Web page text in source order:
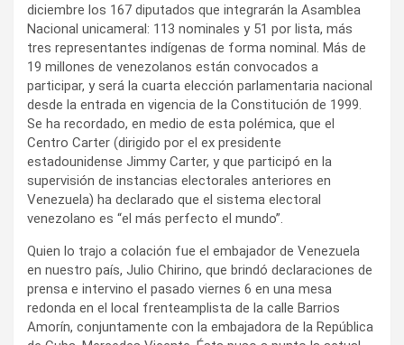
diciembre los 167 diputados que integrarán la Asamblea
Nacional unicameral: 113 nominales y 51 por lista, más
tres representantes indígenas de forma nominal. Más de
19 millones de venezolanos están convocados a
participar, y será la cuarta elección parlamentaria nacional
desde la entrada en vigencia de la Constitución de 1999.
Se ha recordado, en medio de esta polémica, que el
Centro Carter (dirigido por el ex presidente
estadounidense Jimmy Carter, y que participó en la
supervisión de instancias electorales anteriores en
Venezuela) ha declarado que el sistema electoral
venezolano es “el más perfecto el mundo”.
Quien lo trajo a colación fue el embajador de Venezuela
en nuestro país, Julio Chirino, que brindó declaraciones de
prensa e intervino el pasado viernes 6 en una mesa
redonda en el local frenteamplista de la calle Barrios
Amorín, conjuntamente con la embajadora de la República